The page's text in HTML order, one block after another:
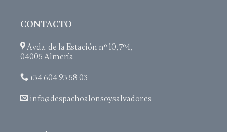
CONTACTO
Avda. de la Estación nº 10, 7º4,
04005 Almería
+34 604 93 58 03
info@despachoalonsoysalvador.es